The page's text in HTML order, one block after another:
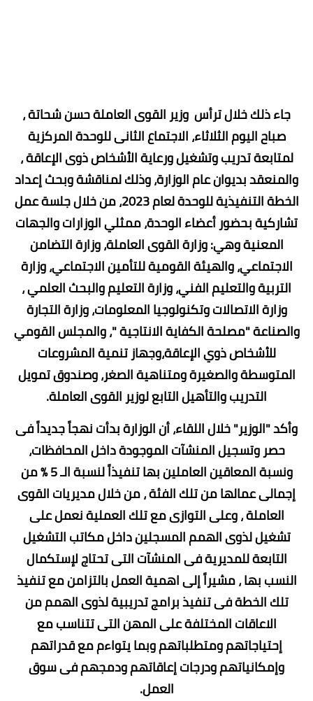
جاء ذلك خلال ترأس وزير القوى العاملة حسن شحاتة ،
صباح اليوم الثلاثاء، الاجتماع الثانى للوحدة المركزية
لمتابعة تدريب وتشغيل ورعاية الأشخاص ذوى الإعاقة ،
والمنعقد بديوان عام الوزارة، وذلك لمناقشة وبحث إعداد
الخطة التنفيذية للوحدة لعام 2023، من خلال جلسة عمل
تشاركية بحضور أعضاء الوحدة، ممثلي الوزارات والجهات
المعنية وهي: وزارة القوى العاملة، وزارة التضامن
الاجتماعي، والهيئة القومية للتأمين الاجتماعي، وزارة
التربية والتعليم الفني، وزارة التعليم والبحث العلمي ،
وزارة الاتصالات وتكنولوجيا المعلومات، وزارة التجارة
والصناعة "مصلحة الكفاية الانتاجية "، والمجلس القومي
للأشخاص ذوي الإعاقة،وجهاز تنمية المشروعات
المتوسطة والصغيرة ومتناهية الصغر، وصندوق تمويل
التدريب والتأهيل التابع لوزير القوى العاملة.
وأكد "الوزير" خلال اللقاء، أن الوزارة بدأت نهجاً جديداً فى
حصر وتسجيل المنشآت الموجودة داخل المحافظات،
ونسبة المعاقين العاملين بها تنفيذاً لنسبة الـ 5 % من
إجمالى عمالها من تلك الفئة ، من خلال مديريات القوى
العاملة ، وعلى التوازى مع تلك العملية نعمل على
تشغيل لذوى الهمم المسجلين داخل مكاتب التشغيل
التابعة للمديرية فى المنشآت التى تحتاج لإستكمال
النسب بها ، مشيراً إلى اهمية العمل بالتزامن مع تنفيذ
تلك الخطة فى تنفيذ برامج تدريبية لذوى الهمم من
الاعاقات المختلفة على المهن التى تتناسب مع
إحتياجاتهم ومتطلباتهم وبما يتواءم مع قدراتهم
وإمكانياتهم ودرجات إعاقاتهم ودمجهم فى سوق
العمل.